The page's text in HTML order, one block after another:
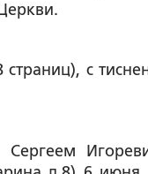
с
Сергеем